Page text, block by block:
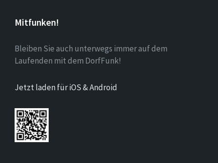
Mitfunken!
Bleiben Sie auch unterwegs immer auf dem
Laufenden mit dem DorfFunk!
Jetzt laden für iOS & Android